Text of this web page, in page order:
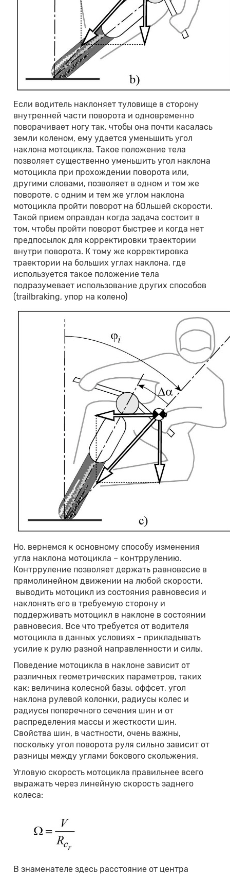
Если водитель наклоняет туловище в сторону
внутренней части поворота и одновременно
поворачивает ногу так, чтобы она почти касалась
земли коленом, ему удается уменьшить угол
наклона мотоцикла. Такое положение тела
позволяет существенно уменьшить угол наклона
мотоцикла при прохождении поворота или,
другими словами, позволяет в одном и том же
повороте, с одним и тем же углом наклона
мотоцикла пройти поворот на бОльшей скорости.
Такой прием оправдан когда задача состоит в
том, чтобы пройти поворот быстрее и когда нет
предпосылок для корректировки траектории
внутри поворота. К тому же корректировка
траектории на больших углах наклона, где
используется такое положение тела
подразумевает использование других способов
(trailbraking, упор на колено)
Но, вернемся к основному способу изменения
угла наклона мотоцикла – контррулению.
Контрруление позволяет держать равновесие в
прямолинейном движении на любой скорости,
выводить мотоцикл из состояния равновесия и
наклонять его в требуемую сторону и
поддерживать мотоцикл в наклоне в состоянии
равновесия. Все что требуется от водителя
мотоцикла в данных условиях – прикладывать
усилие к рулю разной направленности и силы.
Поведение мотоцикла в наклоне зависит от
различных геометрических параметров, таких
как: величина колесной базы, оффсет, угол
наклона рулевой колонки, радиусы колес и
радиусы поперечного сечения шин и от
распределения массы и жесткости шин.
Свойства шин, в частности, очень важны,
поскольку угол поворота руля сильно зависит от
разницы между углами бокового скольжения.
Угловую скорость мотоцикла правильнее всего
выражать через линейную скорость заднего
колеса:
В знаменателе здесь расстояние от центра